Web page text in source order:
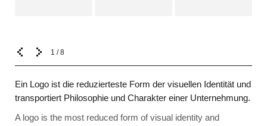
1 /8
Ein Logo ist die reduzierteste Form der visuellen Identität und
transportiert Philosophie und Charakter einer Unternehmung.
A logo is the most reduced form of visual identity and